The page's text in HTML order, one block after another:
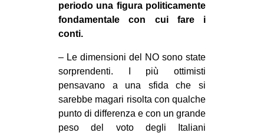
periodo una figura politicamente
fondamentale con cui fare i
conti.
– Le dimensioni del NO sono state
sorprendenti. I più ottimisti
pensavano a una sfida che si
sarebbe magari risolta con qualche
punto di differenza e con un grande
peso del voto degli Italiani